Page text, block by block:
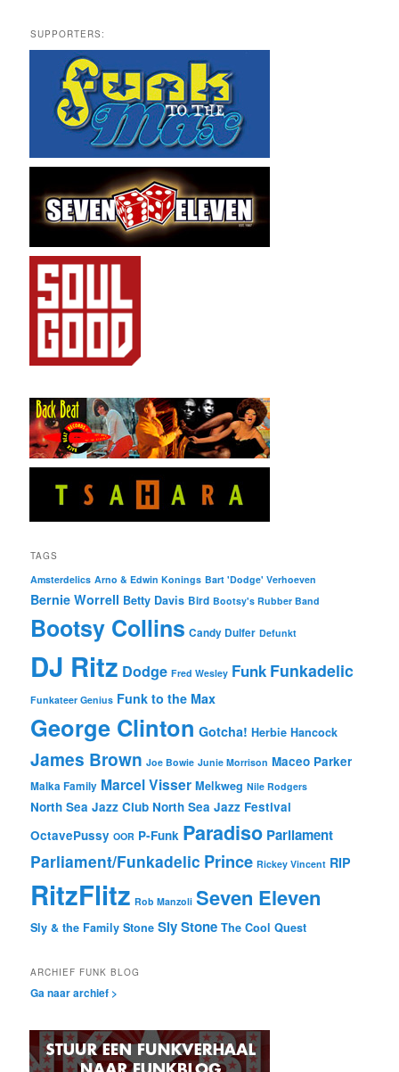
SUPPORTERS:
TAGS
Amsterdelics Arno & Edwin Konings Bart 'Dodge' Verhoeven
Bernie Worrell Betty Davis Bird Bootsy's Rubber Band
Bootsy Collins Candy Dulfer Defunkt
DJ Ritz Dodge Fred Wesley Funk Funkadelic
Funkateer Genius Funk to the Max
George Clinton Gotcha! Herbie Hancock
James Brown Joe Bowie Junie Morrison Maceo Parker
Malka Family Marcel Visser Melkweg Nile Rodgers
North Sea Jazz Club North Sea Jazz Festival
OctavePussy OOR P-Funk Paradiso Parliament
Parliament/Funkadelic Prince Rickey Vincent RIP
RitzFlitz Rob Manzoli Seven Eleven
Sly & the Family Stone Sly Stone The Cool Quest
ARCHIEF FUNK BLOG
Ga naar archief >